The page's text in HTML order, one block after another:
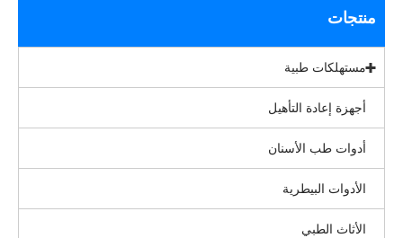
منتجات
مستهلكات طبية
أجهزة إعادة التأهيل
أدوات طب الأسنان
الأدوات البيطرية
الأثاث الطبي